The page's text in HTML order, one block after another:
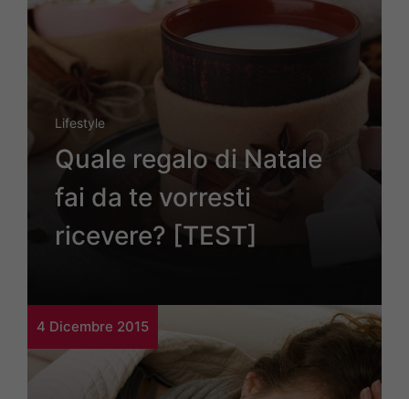
Lifestyle
Quale regalo di Natale
fai da te vorresti
ricevere? [TEST]
4 Dicembre 2015